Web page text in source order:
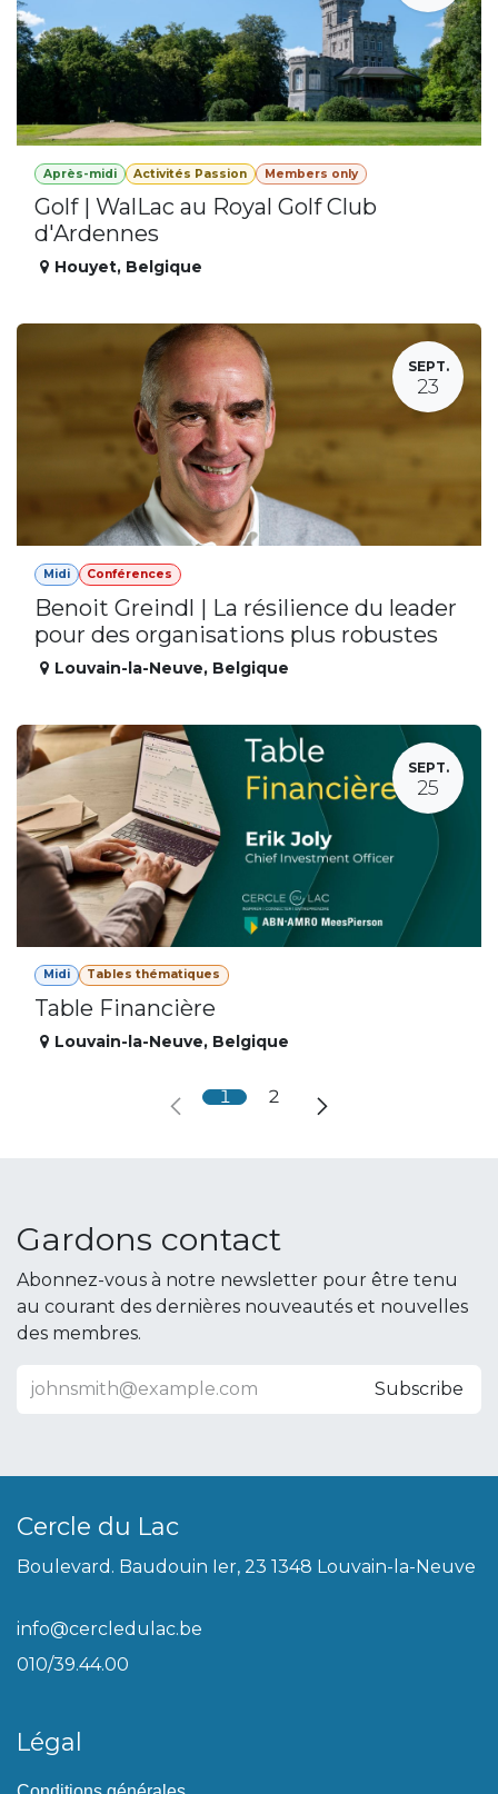
Après-midi Activités Passion Members only
Golf | WalLac au Royal Golf Club
d'Ardennes
Houyet, Belgique
SEPT.
23
Midi Conférences
Benoit Greindl | La résilience du leader
pour des organisations plus robustes
Louvain-la-Neuve, Belgique
SEPT.
25
Midi Tables thématiques
Table Financière
Louvain-la-Neuve, Belgique
1 2
Gardons contact
Abonnez-vous à notre newsletter pour être tenu
au courant des dernières nouveautés et nouvelles
des membres.
Subscribe
Cercle du Lac
Boulevard. Baudouin Ier, 23 1348 Louvain-la-Neuve
info@cercledulac.be
010/39.44.00
Légal